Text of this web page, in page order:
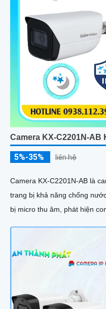
Camera KX-C2201N-AB
5%-35% liên hệ
Camera KX-C2201N-AB là
trang bị khả năng chống nước
bị micro thu âm, phát hiện